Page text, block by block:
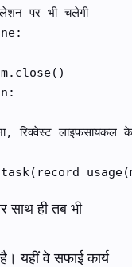
पर भी चलेगी
रिक्वेस्ट लाइफसायकल
साथ ही तब भी
यहीं वे सफाई कार्य